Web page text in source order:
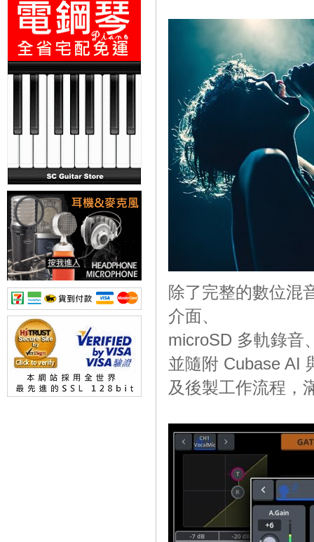
除了完整的數位混
介面、
microSD 多軌錄音
並隨附 Cubase AI
及後製工作流程，